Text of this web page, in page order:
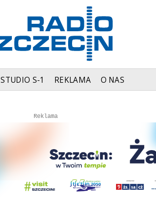
STUDIO S-1 REKLAMA O NAS
Reklama
Autopromocja
Autopromocja